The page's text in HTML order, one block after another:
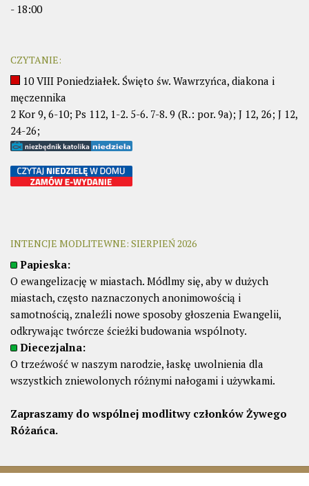
- 18:00
CZYTANIE:
10 VIII Poniedziałek. Święto św. Wawrzyńca, diakona i
męczennika
2 Kor 9, 6-10; Ps 112, 1-2. 5-6. 7-8. 9 (R.: por. 9a); J 12, 26; J 12,
24-26;
INTENCJE MODLITEWNE: SIERPIEŃ 2026
Papieska:
O ewangelizację w miastach. Módlmy się, aby w dużych
miastach, często naznaczonych anonimowością i
samotnością, znaleźli nowe sposoby głoszenia Ewangelii,
odkrywając twórcze ścieżki budowania wspólnoty.
Diecezjalna:
O trzeźwość w naszym narodzie, łaskę uwolnienia dla
wszystkich zniewolonych różnymi nałogami i używkami.
Zapraszamy do wspólnej modlitwy członków Żywego
Różańca.